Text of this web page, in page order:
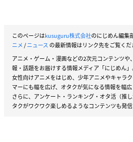
このページはkusuguru株式会社のにじめん編集
ニメ/ニュース の最新情報はリンク先をご覧くだ
アニメ・ゲーム・漫画などの2次元コンテンツ
報・話題をお届けする情報メディア「にじめん」
女性向けアニメをはじめ、少年アニメやキャラ
マーにも幅を広げ、オタクが気になる情報を幅広
さらに、アンケート・ランキング・オタ活（推
タクがワクワク楽しめるようなコンテンツも発信